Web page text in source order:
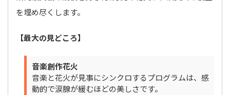
を埋め尽くします。
【最大の見どころ】
音楽創作花火
音楽と花火が見事にシンクロするプログラムは、感
動的で涙腺が緩むほどの美しさです。